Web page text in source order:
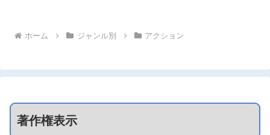
ホーム ジャンル別 アクション
著作権表示